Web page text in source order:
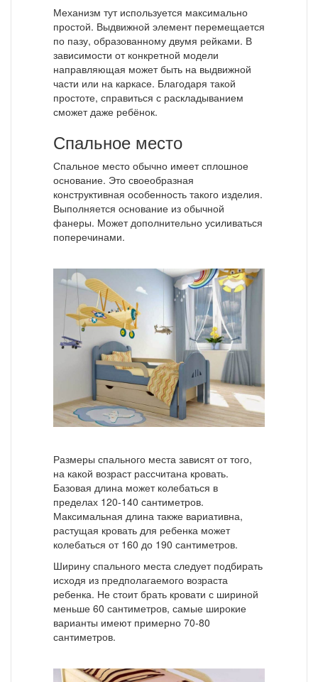
Механизм тут используется максимально
простой. Выдвижной элемент перемещается
по пазу, образованному двумя рейками. В
зависимости от конкретной модели
направляющая может быть на выдвижной
части или на каркасе. Благодаря такой
простоте, справиться с раскладыванием
сможет даже ребёнок.
Спальное место
Спальное место обычно имеет сплошное
основание. Это своеобразная
конструктивная особенность такого изделия.
Выполняется основание из обычной
фанеры. Может дополнительно усиливаться
поперечинами.
Размеры спального места зависят от того,
на какой возраст рассчитана кровать.
Базовая длина может колебаться в
пределах 120-140 сантиметров.
Максимальная длина также вариативна,
растущая кровать для ребенка может
колебаться от 160 до 190 сантиметров.
Ширину спального места следует подбирать
исходя из предполагаемого возраста
ребенка. Не стоит брать кровати с шириной
меньше 60 сантиметров, самые широкие
варианты имеют примерно 70-80
сантиметров.